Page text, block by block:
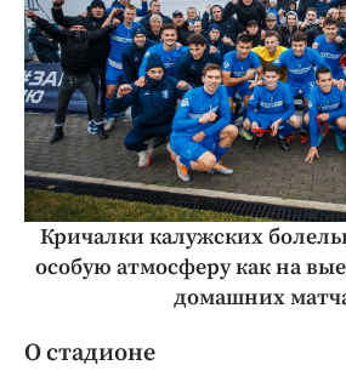
Кричалки калужских
особую атмосферу как на
домашних
О стадионе